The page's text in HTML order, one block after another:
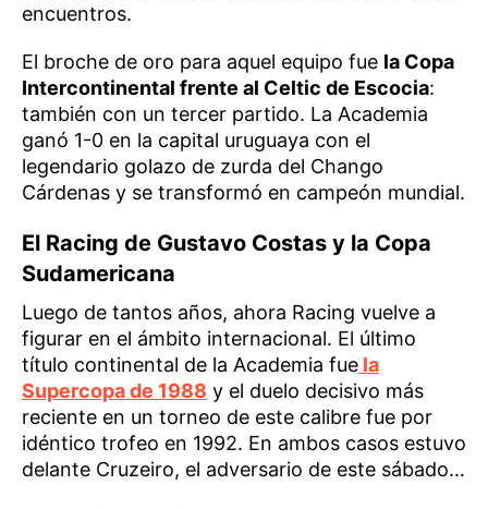
encuentros.
El broche de oro para aquel equipo fue la Copa
Intercontinental frente al Celtic de Escocia:
también con un tercer partido. La Academia
ganó 1-0 en la capital uruguaya con el
legendario golazo de zurda del Chango
Cárdenas y se transformó en campeón mundial.
El Racing de Gustavo Costas y la Copa
Sudamericana
Luego de tantos años, ahora Racing vuelve a
figurar en el ámbito internacional. El último
título continental de la Academia fue la
Supercopa de 1988 y el duelo decisivo más
reciente en un torneo de este calibre fue por
idéntico trofeo en 1992. En ambos casos estuvo
delante Cruzeiro, el adversario de este sábado…